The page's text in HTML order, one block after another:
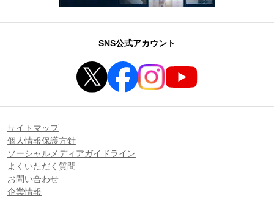
SNS公式アカウント
サイトマップ
個人情報保護方針
ソーシャルメディアガイドライン
よくいただく質問
お問い合わせ
企業情報